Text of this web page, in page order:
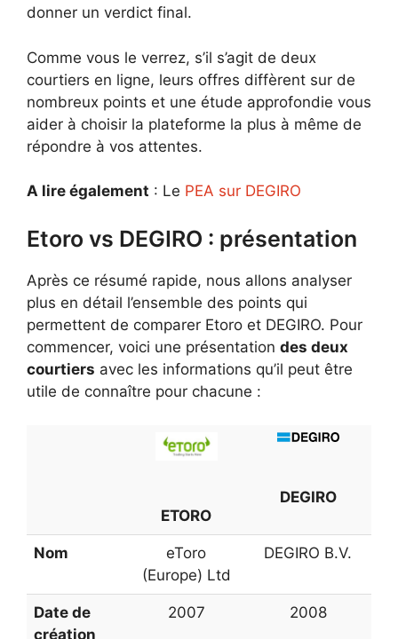
donner un verdict final.
Comme vous le verrez, s’il s’agit de deux
courtiers en ligne, leurs offres diffèrent sur de
nombreux points et une étude approfondie vous
aider à choisir la plateforme la plus à même de
répondre à vos attentes.
A lire également : Le PEA sur DEGIRO
Etoro vs DEGIRO : présentation
Après ce résumé rapide, nous allons analyser
plus en détail l’ensemble des points qui
permettent de comparer Etoro et DEGIRO. Pour
commencer, voici une présentation des deux
courtiers avec les informations qu’il peut être
utile de connaître pour chacune :
ETORO
DEGIRO
Nom
eToro
(Europe) Ltd
DEGIRO B.V.
Date de
création
2007 2008